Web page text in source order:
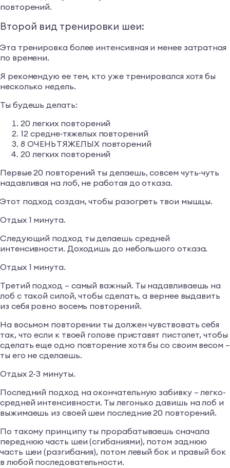
повторений.
Второй вид тренировки шеи:
Эта тренировка более интенсивная и менее затратная
по времени.
Я рекомендую ее тем, кто уже тренировался хотя бы
несколько недель.
Ты будешь делать:
20 легких повторений
12 средне-тяжелых повторений
8 ОЧЕНЬ ТЯЖЕЛЫХ повторений
20 легких повторений
Первые 20 повторений ты делаешь, совсем чуть-чуть
надавливая на лоб, не работая до отказа.
Этот подход создан, чтобы разогреть твои мышцы.
Отдых 1 минута.
Следующий подход ты делаешь средней
интенсивности. Доходишь до небольшого отказа.
Отдых 1 минута.
Третий подход – самый важный. Ты надавливаешь на
лоб с такой силой, чтобы сделать, а вернее выдавить
из себя ровно восемь повторений.
На восьмом повторении ты должен чувствовать себя
так, что если к твоей голове приставят пистолет, чтобы
сделать еще одно повторение хотя бы со своим весом –
ты его не сделаешь.
Отдых 2-3 минуты.
Последний подход на окончательную забивку – легко-
средней интенсивности. Ты легонько давишь на лоб и
выжимаешь из своей шеи последние 20 повторений.
По такому принципу ты прорабатываешь сначала
переднюю часть шеи (сгибаниями), потом заднюю
часть шеи (разгибания), потом левый бок и правый бок
в любой последовательности.